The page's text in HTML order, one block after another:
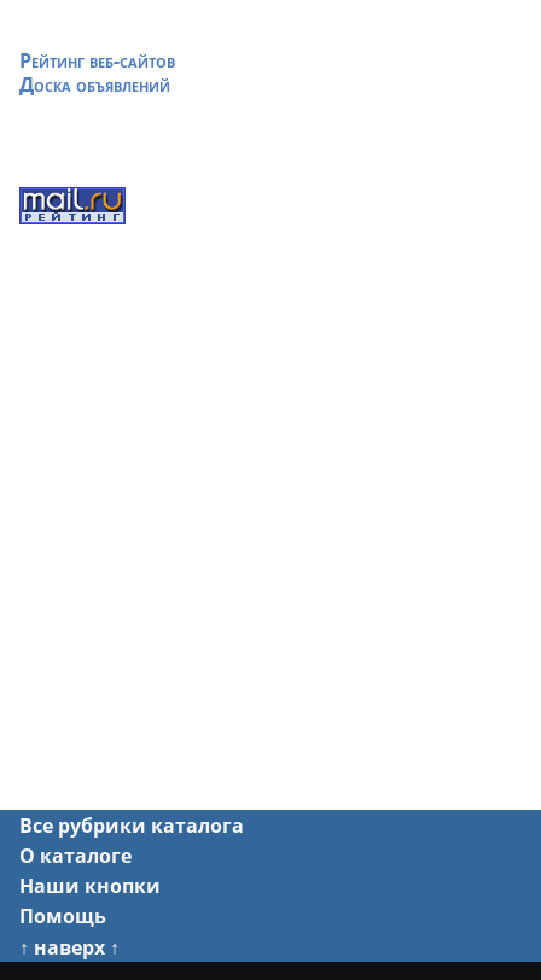
Рейтинг веб-сайтов
Доска объявлений
Все рубрики каталога
О каталоге
Наши кнопки
Помощь
↑ наверх ↑